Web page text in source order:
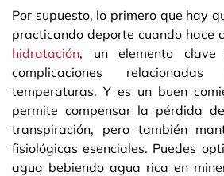
Por supuesto, lo primero que hay
practicando deporte cuando hace
hidratación, un elemento
complicaciones
temperaturas. Y es un buen
permite compensar la pérdida
transpiración, pero también
fisiológicas esenciales. Puedes
agua bebiendo agua rica en